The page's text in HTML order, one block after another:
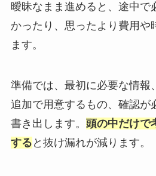
曖昧なまま進めると、途中で
かったり、思ったより費用や
ます。
準備では、最初に必要な情報
追加で用意するもの、確認が
書き出します。 頭の中だけで
する と抜け漏れが減ります。